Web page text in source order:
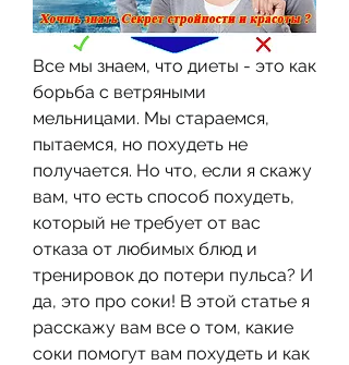
Все мы знаем, что диеты - это как
борьба с ветряными
мельницами. Мы стараемся,
пытаемся, но похудеть не
получается. Но что, если я скажу
вам, что есть способ похудеть,
который не требует от вас
отказа от любимых блюд и
тренировок до потери пульса? И
да, это про соки! В этой статье я
расскажу вам все о том, какие
соки помогут вам похудеть и как